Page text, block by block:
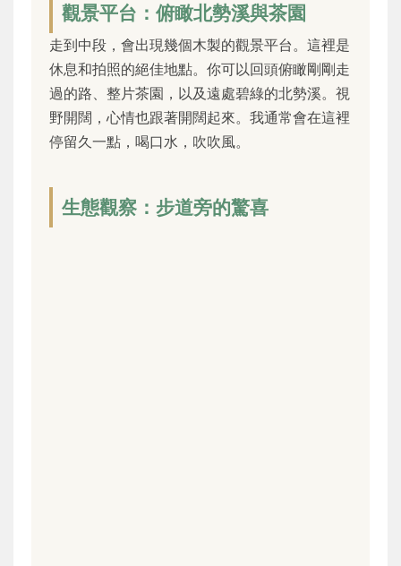
觀景平台：俯瞰北勢溪與茶園
走到中段，會出現幾個木製的觀景平台。這裡是
休息和拍照的絕佳地點。你可以回頭俯瞰剛剛走
過的路、整片茶園，以及遠處碧綠的北勢溪。視
野開闊，心情也跟著開闊起來。我通常會在這裡
停留久一點，喝口水，吹吹風。
生態觀察：步道旁的驚喜